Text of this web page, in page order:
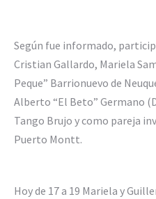
Según fue informado,
Cristian Gallardo, Mariela
Peque” Barrionuevo de
Alberto “El Beto” Germano
Tango Brujo y como pareja
Puerto Montt.
Hoy de 17 a 19 Mariela y